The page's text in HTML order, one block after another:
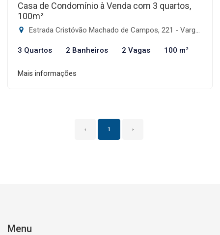
Casa de Condomínio à Venda com 3 quartos,
100m²
Estrada Cristóvão Machado de Campos, 221 - Vargem Grande, Florianópolis-SC
3 Quartos 2 Banheiros 2 Vagas 100 m²
Mais informações
‹ 1 ›
Menu